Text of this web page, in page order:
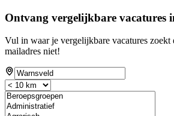
Ontvang vergelijkbare vacatures
Vul in waar je vergelijkbare vacatures zoekt
mailadres niet!